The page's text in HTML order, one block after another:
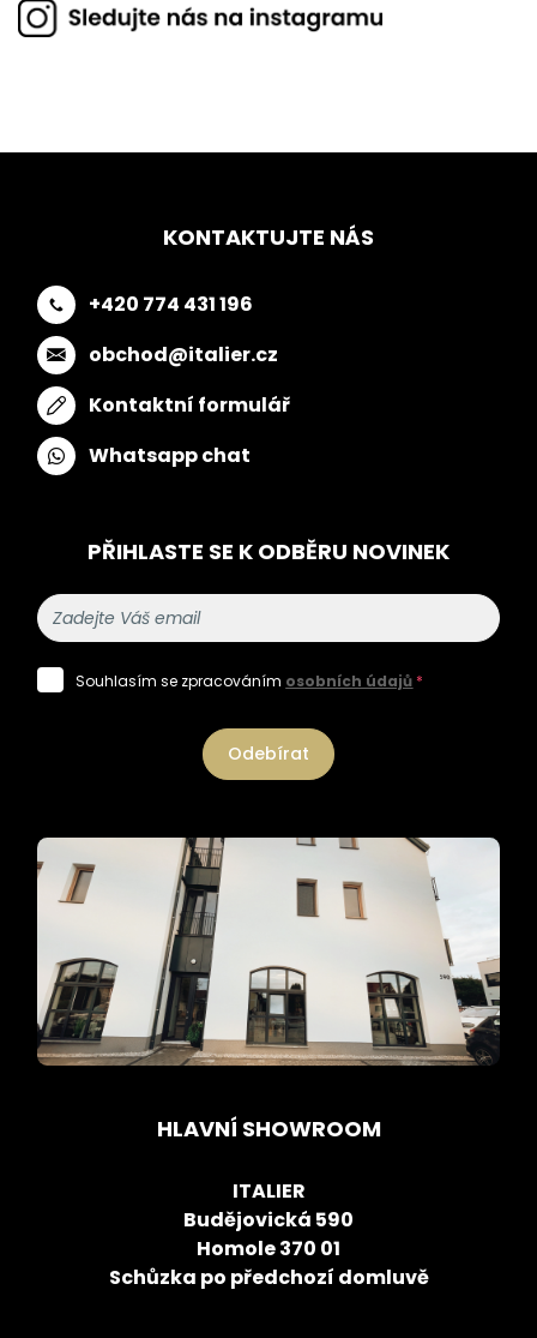
KONTAKTUJTE NÁS
+420 774 431 196
obchod@italier.cz
Kontaktní formulář
Whatsapp chat
PŘIHLASTE SE K ODBĚRU NOVINEK
Souhlasím se zpracováním osobních údajů *
Odebírat
HLAVNÍ SHOWROOM
ITALIER
Budějovická 590
Homole 370 01
Schůzka po předchozí domluvě